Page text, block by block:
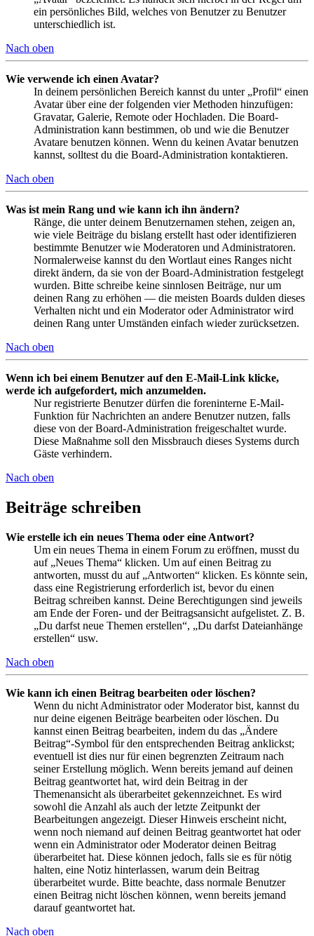
ein persönliches Bild, welches von Benutzer zu Benutzer
unterschiedlich ist.
Nach oben
Wie verwende ich einen Avatar?
In deinem persönlichen Bereich kannst du unter „Profil“ einen
Avatar über eine der folgenden vier Methoden hinzufügen:
Gravatar, Galerie, Remote oder Hochladen. Die Board-
Administration kann bestimmen, ob und wie die Benutzer
Avatare benutzen können. Wenn du keinen Avatar benutzen
kannst, solltest du die Board-Administration kontaktieren.
Nach oben
Was ist mein Rang und wie kann ich ihn ändern?
Ränge, die unter deinem Benutzernamen stehen, zeigen an,
wie viele Beiträge du bislang erstellt hast oder identifizieren
bestimmte Benutzer wie Moderatoren und Administratoren.
Normalerweise kannst du den Wortlaut eines Ranges nicht
direkt ändern, da sie von der Board-Administration festgelegt
wurden. Bitte schreibe keine sinnlosen Beiträge, nur um
deinen Rang zu erhöhen — die meisten Boards dulden dieses
Verhalten nicht und ein Moderator oder Administrator wird
deinen Rang unter Umständen einfach wieder zurücksetzen.
Nach oben
Wenn ich bei einem Benutzer auf den E-Mail-Link klicke,
werde ich aufgefordert, mich anzumelden.
Nur registrierte Benutzer dürfen die foreninterne E-Mail-
Funktion für Nachrichten an andere Benutzer nutzen, falls
diese von der Board-Administration freigeschaltet wurde.
Diese Maßnahme soll den Missbrauch dieses Systems durch
Gäste verhindern.
Nach oben
Beiträge schreiben
Wie erstelle ich ein neues Thema oder eine Antwort?
Um ein neues Thema in einem Forum zu eröffnen, musst du
auf „Neues Thema“ klicken. Um auf einen Beitrag zu
antworten, musst du auf „Antworten“ klicken. Es könnte sein,
dass eine Registrierung erforderlich ist, bevor du einen
Beitrag schreiben kannst. Deine Berechtigungen sind jeweils
am Ende der Foren- und der Beitragsansicht aufgelistet. Z. B.
„Du darfst neue Themen erstellen“, „Du darfst Dateianhänge
erstellen“ usw.
Nach oben
Wie kann ich einen Beitrag bearbeiten oder löschen?
Wenn du nicht Administrator oder Moderator bist, kannst du
nur deine eigenen Beiträge bearbeiten oder löschen. Du
kannst einen Beitrag bearbeiten, indem du das „Ändere
Beitrag“-Symbol für den entsprechenden Beitrag anklickst;
eventuell ist dies nur für einen begrenzten Zeitraum nach
seiner Erstellung möglich. Wenn bereits jemand auf deinen
Beitrag geantwortet hat, wird dein Beitrag in der
Themenansicht als überarbeitet gekennzeichnet. Es wird
sowohl die Anzahl als auch der letzte Zeitpunkt der
Bearbeitungen angezeigt. Dieser Hinweis erscheint nicht,
wenn noch niemand auf deinen Beitrag geantwortet hat oder
wenn ein Administrator oder Moderator deinen Beitrag
überarbeitet hat. Diese können jedoch, falls sie es für nötig
halten, eine Notiz hinterlassen, warum dein Beitrag
überarbeitet wurde. Bitte beachte, dass normale Benutzer
einen Beitrag nicht löschen können, wenn bereits jemand
darauf geantwortet hat.
Nach oben